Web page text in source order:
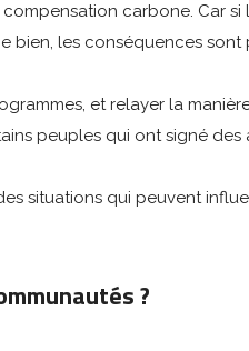
carbone. Car si
bien, les conséquences sont
et relayer la
peuples qui ont signé
situations qui peuvent
?